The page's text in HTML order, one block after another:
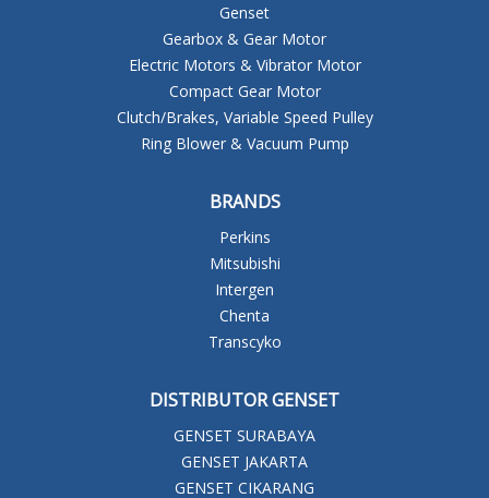
Genset
Gearbox & Gear Motor
Electric Motors & Vibrator Motor
Compact Gear Motor
Clutch/Brakes, Variable Speed Pulley
Ring Blower & Vacuum Pump
BRANDS
Perkins
Mitsubishi
Intergen
Chenta
Transcyko
DISTRIBUTOR GENSET
GENSET SURABAYA
GENSET JAKARTA
GENSET CIKARANG